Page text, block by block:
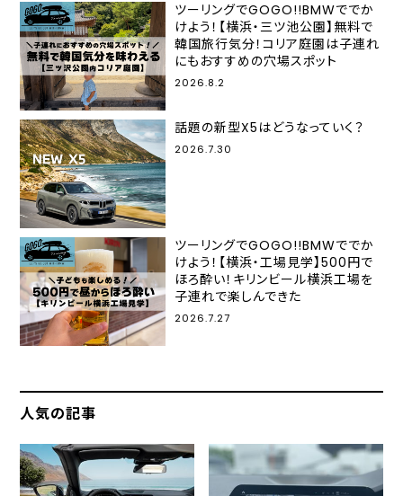
ツーリングでGOGO!!BMWででか
けよう！【横浜・三ツ池公園】無料で
韓国旅行気分！コリア庭園は子連れ
にもおすすめの穴場スポット
2026.8.2
話題の新型X5はどうなっていく？
2026.7.30
ツーリングでGOGO!!BMWででか
けよう！【横浜・工場見学】500円で
ほろ酔い！キリンビール横浜工場を
子連れで楽しんできた
2026.7.27
人気の記事